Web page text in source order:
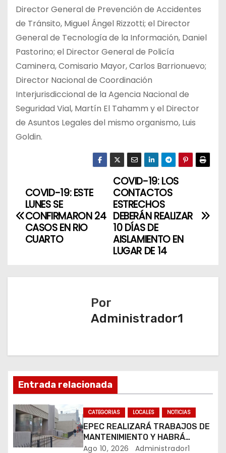
Director General de Prevención de Accidentes
de Tránsito, Miguel Ángel Rizzotti; el Director
General de Tecnología de la Información, Daniel
Pastorino; el Director General de Policía
Caminera, Comisario Mayor, Carlos Barrionuevo;
Director Nacional de Coordinación
Interjurisdiccional de la Agencia Nacional de
Seguridad Vial, Martín El Tahamm y el Director
de Asuntos Legales del mismo organismo, Luis
Goldin.
N
a
ó
n
d
e
e
COVID-19: LOS
CONTACTOS
ESTRECHOS
DEBERÁN REALIZAR
10 DÍAS DE
AISLAMIENTO EN
LUGAR DE 14
COVID-19: ESTE
LUNES SE
CONFIRMARON 24
CASOS EN RIO
CUARTO
Por
Administrador1
Entrada relacionada
CATEGORIAS LOCALES NOTICIAS
EPEC REALIZARÁ TRABAJOS DE
MANTENIMIENTO Y HABRÁ
CORTES DE LUZ EN DISTINTOS
Ago 10, 2026 Administrador1